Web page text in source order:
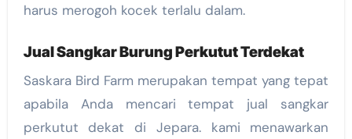
harus merogoh kocek terlalu dalam.
Jual Sangkar Burung Perkutut Terdekat
Saskara Bird Farm merupakan tempat yang tepat
apabila Anda mencari tempat jual sangkar
perkutut dekat di Jepara. kami menawarkan